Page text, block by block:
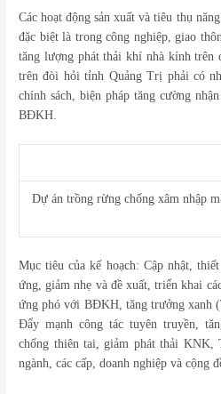
Các hoạt động sản xuất và tiêu thụ
đặc biệt là trong công nghiệp, giao
tăng lượng phát thải khí nhà kính trên
trên đòi hỏi tỉnh Quảng Trị phải có
chính sách, biện pháp tăng cường
BĐKH.
Dự án trồng rừng chống xâm nhập
Mục tiêu của kế hoạch: Cập nhật,
ứng, giảm nhẹ và đề xuất, triển khai
ứng phó với BĐKH, tăng trưởng xanh
Đẩy mạnh công tác tuyên truyền,
chống thiên tai, giảm phát thải KNK,
ngành, các cấp, doanh nghiệp và cộng